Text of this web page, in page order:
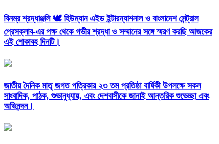
বিনম্র শ্রদ্ধাঞ্জলি 🕊️ হিউম্যান এইড ইন্টারন্যাশনাল ও বাংলাদেশ সেন্ট্রাল
প্রেসক্লাব-এর পক্ষ থেকে গভীর শ্রদ্ধা ও সম্মানের সঙ্গে স্মরণ করছি আজকের
এই শোকাবহ দিনটি।
জাতীয় দৈনিক মাতৃ জগত পত্রিকার ২৩ তম প্রতিষ্ঠা বার্ষিকী উপলক্ষে সকল
সাংবাদিক, পাঠক, শুভানুধ্যায়, এবং দেশবাসীকে জানাই আন্তরিক শুভেচ্ছা এবং
অভিনন্দন।